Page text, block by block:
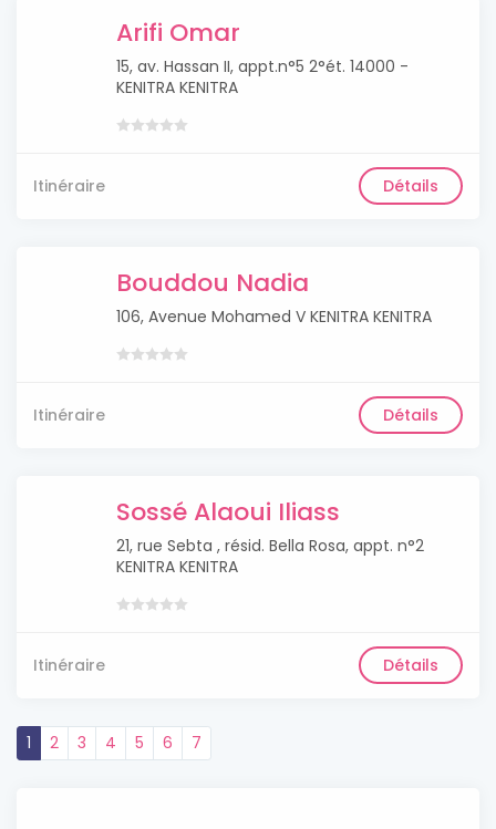
Arifi Omar
15, av. Hassan II, appt.n°5 2°ét. 14000 -
KENITRA KENITRA
Itinéraire Détails
Bouddou Nadia
106, Avenue Mohamed V KENITRA KENITRA
Itinéraire Détails
Sossé Alaoui Iliass
21, rue Sebta , résid. Bella Rosa, appt. n°2
KENITRA KENITRA
Itinéraire Détails
1 2 3 4 5 6 7